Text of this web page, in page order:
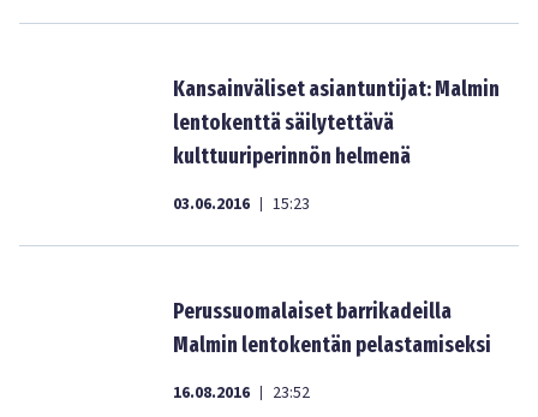
Kansainväliset asiantuntijat: Malmin
lentokenttä säilytettävä
kulttuuriperinnön helmenä
03.06.2016 | 15:23
Perussuomalaiset barrikadeilla
Malmin lentokentän pelastamiseksi
16.08.2016 | 23:52